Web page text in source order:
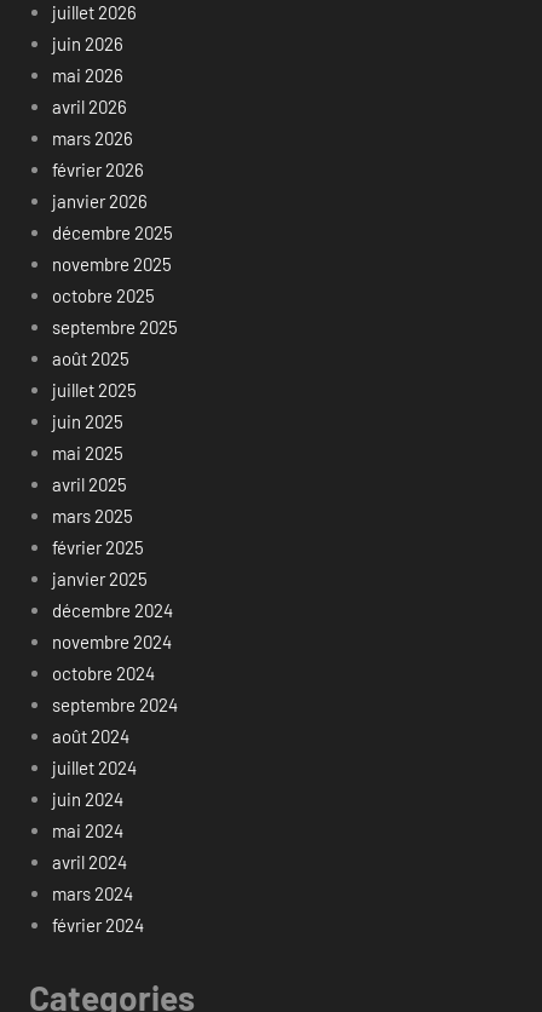
juillet 2026
juin 2026
mai 2026
avril 2026
mars 2026
février 2026
janvier 2026
décembre 2025
novembre 2025
octobre 2025
septembre 2025
août 2025
juillet 2025
juin 2025
mai 2025
avril 2025
mars 2025
février 2025
janvier 2025
décembre 2024
novembre 2024
octobre 2024
septembre 2024
août 2024
juillet 2024
juin 2024
mai 2024
avril 2024
mars 2024
février 2024
Categories